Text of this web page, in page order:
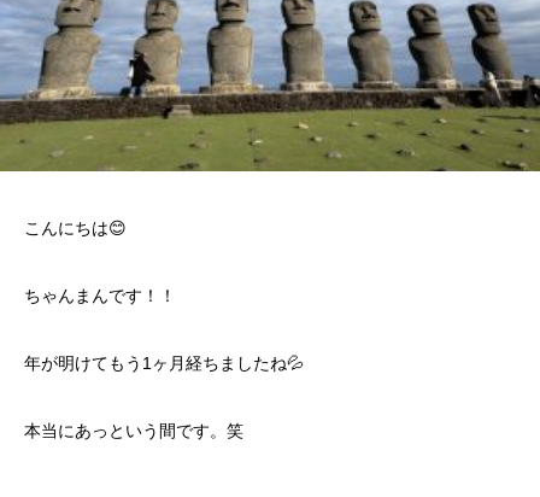
こんにちは😊
ちゃんまんです！！
年が明けてもう1ヶ月経ちましたね💦
本当にあっという間です。笑